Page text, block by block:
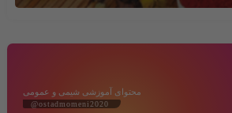
محتوای آموزشی شیمی و عمومی
@ostadmomeni2020